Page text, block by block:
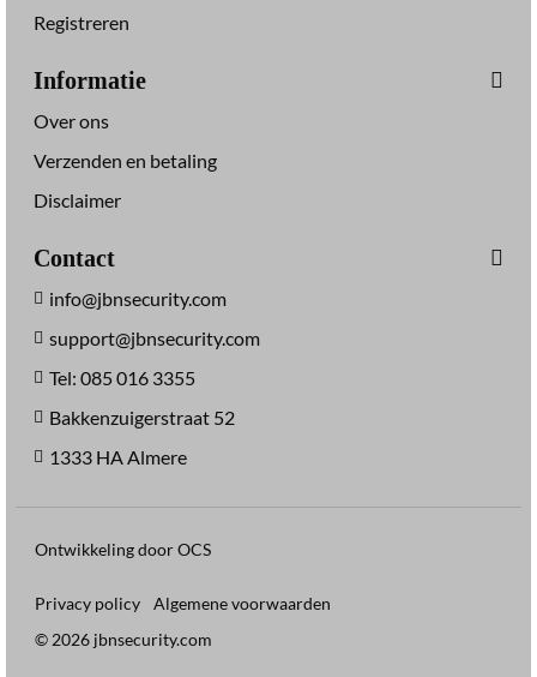
Registreren
Informatie
Over ons
Verzenden en betaling
Disclaimer
Contact
info@jbnsecurity.com
support@jbnsecurity.com
Tel: 085 016 3355
Bakkenzuigerstraat 52
1333 HA Almere
Ontwikkeling door OCS
Privacy policy
Algemene voorwaarden
© 2026 jbnsecurity.com